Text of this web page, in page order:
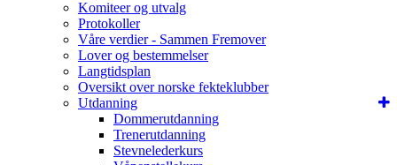
Komiteer og utvalg
Protokoller
Våre verdier - Sammen Fremover
Lover og bestemmelser
Langtidsplan
Oversikt over norske fekteklubber
Utdanning
Dommerutdanning
Trenerutdanning
Stevnelederkurs